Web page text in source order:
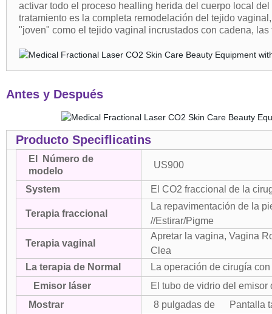
activar todo el proceso healling herida del cuerpo local
tratamiento es la completa remodelación del tejido
"joven" como el tejido vaginal incrustados con cadena,
Antes y Después
Producto Speciflicatins
El Número de
modelo
US900
System El CO2 fraccional de la
Terapia fraccional
La repavimentación de la
//Estirar/Pigme
Terapia vaginal
Apretar la vagina, Vagina
Clea
La terapia de Normal
La operación de cirugía
Emisor láser
El tubo de vidrio del emisor
Mostrar
8 pulgadas de Pantalla